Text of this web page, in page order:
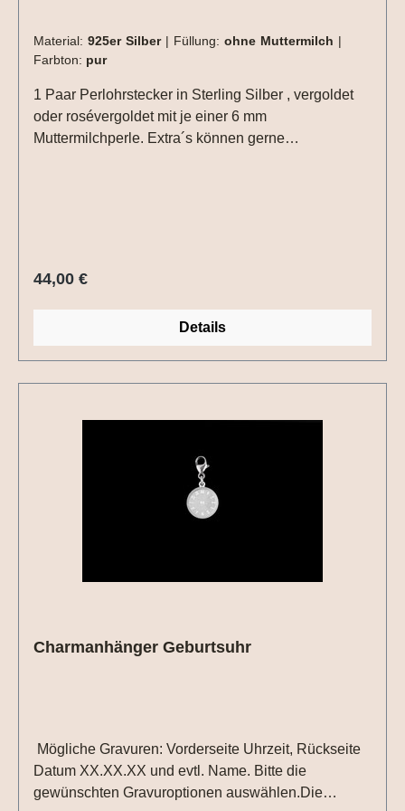
Material: 925er Silber | Füllung: ohne Muttermilch |
Farbton: pur
1 Paar Perlohrstecker in Sterling Silber , vergoldet
oder rosévergoldet mit je einer 6 mm
Muttermilchperle. Extra´s können gerne
Regulärer Preis:
44,00 €
Details
Charmanhänger Geburtsuhr
Mögliche Gravuren: Vorderseite Uhrzeit, Rückseite
Datum XX.XX.XX und evtl. Name. Bitte die
gewünschten Gravuroptionen auswählen.Die